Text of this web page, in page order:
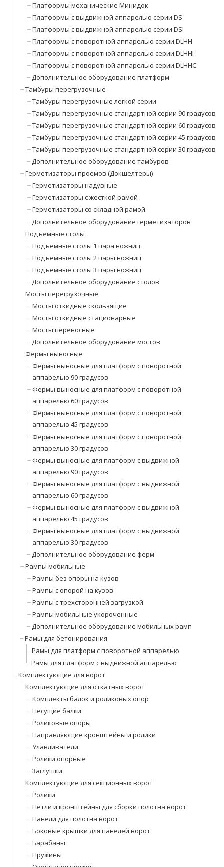
Платформы механические Минидок
Платформы с выдвижной аппарелью серии DS
Платформы с выдвижной аппарелью серии DSI
Платформы с поворотной аппарелью серии DLHH
Платформы с поворотной аппарелью серии DLHHI
Платформы с поворотной аппарелью серии DLHHС
Дополнительное оборудование платформ
Тамбуры перегрузочные
Тамбуры перегрузочные легкой серии
Тамбуры перегрузочные стандартной серии 90 градусов
Тамбуры перегрузочные стандартной серии 60 градусов
Тамбуры перегрузочные стандартной серии 45 градусов
Тамбуры перегрузочные стандартной серии 30 градусов
Дополнительное оборудование тамбуров
Герметизаторы проемов (Докшелтеры)
Герметизаторы надувные
Герметизаторы с жесткой рамой
Герметизаторы со складной рамой
Дополнительное оборудование герметизаторов
Подъемные столы
Подъемные столы 1 пара ножниц
Подъемные столы 2 пары ножниц
Подъемные столы 3 пары ножниц
Дополнительное оборудование столов
Мосты перегрузочные
Мосты откидные скользящие
Мосты откидные стационарные
Мосты переносные
Дополнительное оборудование мостов
Фермы выносные
Фермы выносные для платформ с поворотной
аппарелью 90 градусов
Фермы выносные для платформ с поворотной
аппарелью 60 градусов
Фермы выносные для платформ с поворотной
аппарелью 45 градусов
Фермы выносные для платформ с поворотной
аппарелью 30 градусов
Фермы выносные для платформ с выдвижной
аппарелью 90 градусов
Фермы выносные для платформ с выдвижной
аппарелью 60 градусов
Фермы выносные для платформ с выдвижной
аппарелью 45 градусов
Фермы выносные для платформ с выдвижной
аппарелью 30 градусов
Дополнительное оборудование ферм
Рампы мобильные
Рампы без опоры на кузов
Рампы с опорой на кузов
Рампы с трехсторонней загрузкой
Рампы мобильные укороченные
Дополнительное оборудование мобильных рамп
Рамы для бетонирования
Рамы для платформ с поворотной аппарелью
Рамы для платформ с выдвижной аппарелью
Комплектующие для ворот
Комплектующие для откатных ворот
Комплекты балок и роликовых опор
Несущие балки
Роликовые опоры
Направляющие кронштейны и ролики
Улавливатели
Ролики опорные
Заглушки
Комплектующие для секционных ворот
Ролики
Петли и кронштейны для сборки полотна ворот
Панели для полотна ворот
Боковые крышки для панелей ворот
Барабаны
Пружины